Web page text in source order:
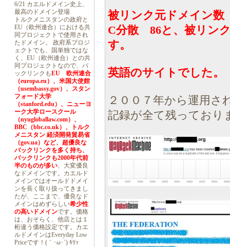
6/21 カエルドメイン史上、
最高のドメイン登場
トルクメニスタンの政府と
EU（欧州連合）における共
同プロジェクトで使用され
たドメイン。 政府系プロジ
ェクトでも、国単独ではな
く、EU（欧州連合）との共
同プロジェクトなので、バ
ックリンクもEU 欧州連合
（europa.eu）、米国大使館
（usembassy.gov）、スタン
フォード大学
（stanford.edu）、ニューヨ
ーク大学ロースクール
（nyugloballaw.com）、
BBC（bbc.co.uk）、トルク
メニスタン 経済開発貿易省
（gov.ua）など、超優良な
バックリンクを多く持ち、
バックリンクも2000年代前
半のものが多い、大変優良
なドメインです。カエルド
メインではオールドドメイ
ンを長く取り扱ってきまし
たが、ここまで、優良なド
メインはめずらしい希少性
の高いドメインです。価格
は、おそらく、他店とは１
桁違う価格設定です。カエ
ルドメインはEveryday Low
Priceです！(｀･ω･´) ｷﾘｯ
被リンク元ドメイン
C分散 86と、被リン
す。
英語のサイトでした。
２００７年から運用さ
記録が全て残っており